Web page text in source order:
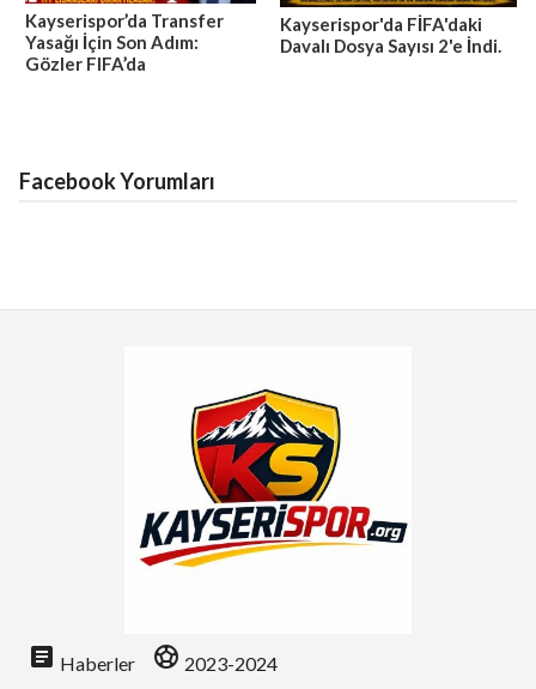
Kayserispor’da Transfer
Yasağı İçin Son Adım:
Gözler FIFA’da
Kayserispor'da FİFA'daki
Davalı Dosya Sayısı 2'e İndi.
Facebook Yorumları
article Haberler sports_soccer 2023-2024